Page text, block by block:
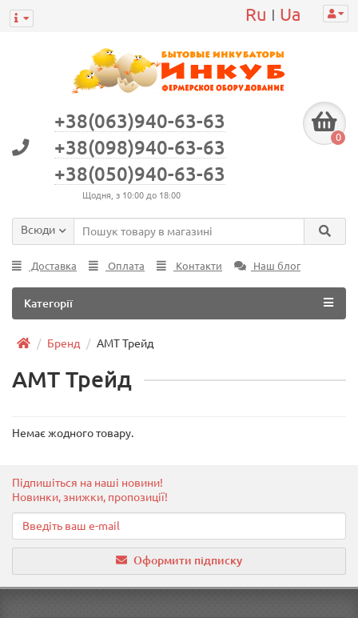
Ru | Ua
+38(063)940-63-63
+38(098)940-63-63
+38(050)940-63-63
Щодня, з 10:00 до 18:00
0
Всюди
Доставка Оплата Контакти Наш блог
Категорії
Бренд АМТ Трейд
АМТ Трейд
Немає жодного товару.
Підпишіться на наші новини!
Новинки, знижки, пропозиції!
Оформити підписку